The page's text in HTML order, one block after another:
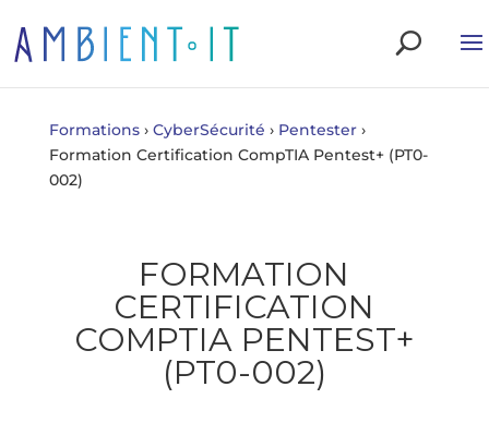
Formations › CyberSécurité › Pentester ›
Formation Certification CompTIA Pentest+ (PT0-
002)
FORMATION
CERTIFICATION
COMPTIA PENTEST+
(PT0-002)